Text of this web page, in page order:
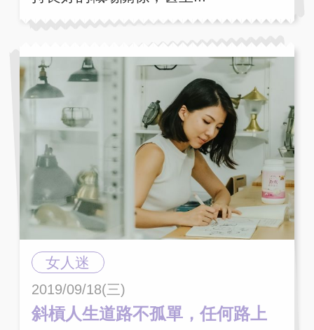
女人迷
2019/09/18(三)
斜槓人生道路不孤單，任何路上